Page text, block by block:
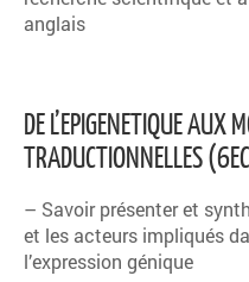
anglais
DE L’EPIGENETIQUE AUX
TRADUCTIONNELLES
– Savoir présenter et
et les acteurs impliqués
l’expression génique